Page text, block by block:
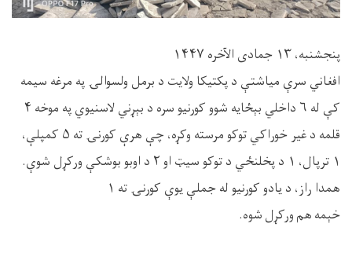
پنجشنبه، ۱۳ جمادی الآخره ۱۴۴۷
افغاني سرې میاشتې د پکتیکا ولایت د برمل ولسوالۍ په مرغه سیمه
کې له ۶ داخلي بېځایه شوو کورنیو سره د بېړني لاسنیوي په موخه ۴
قلمه د غیر خوراکي توکو مرسته وکړه، چې هرې کورنۍ ته ۵ کمپلې،
۱ ترپال، ۱ د پخلنځي د توکو سیټ او ۲ د اوبو بوشکې ورکړل شوې.
همدا راز، د یادو کورنیو له جملې یوې کورنۍ ته ۱
خېمه هم ورکړل شوه.